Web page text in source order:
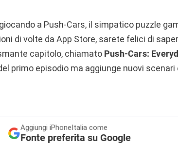
a Push-Cars, il simpatico puzzle
di volte da App Store, sarete felici di
capitolo, chiamato Push-Cars:
primo episodio ma aggiunge nuovi
Aggiungi iPhoneItalia come
Fonte preferita su Google